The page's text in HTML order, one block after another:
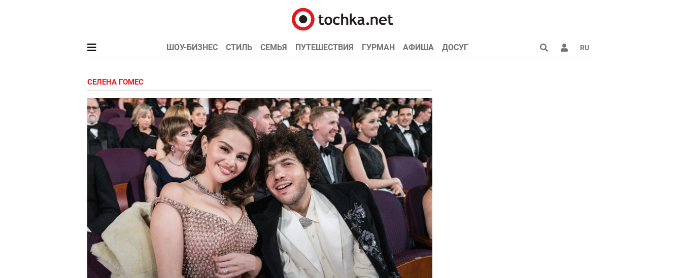
ШОУ-БИЗНЕС СТИЛЬ СЕМЬЯ ПУТЕШЕСТВИЯ ГУРМАН АФИША ДОСУГ RU
СЕЛЕНА ГОМЕС